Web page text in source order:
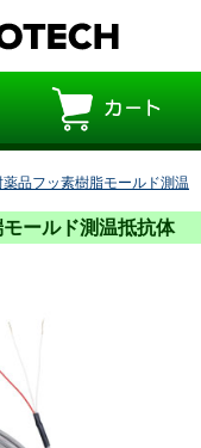
薬品フッ素樹脂モールド測温
ールド測温抵抗体